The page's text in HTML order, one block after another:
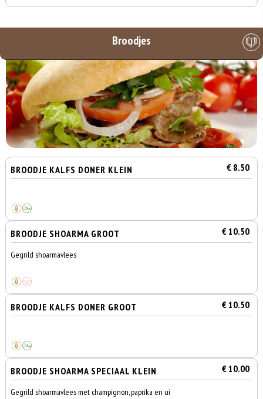
Broodjes
BROODJE KALFS DONER KLEIN € 8.50
BROODJE SHOARMA GROOT € 10.50
Gegrild shoarmavlees
BROODJE KALFS DONER GROOT € 10.50
BROODJE SHOARMA SPECIAAL KLEIN € 10.00
Gegrild shoarmavlees met champignon, paprika en ui